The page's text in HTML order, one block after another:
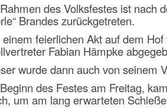
des Volksfestes ist nach
Brandes zurückgetreten.
einem feierlichen Akt auf dem
Fabian Hämpke
wurde dann auch von seinem
des Festes am Freitag,
um am lang erwarteten